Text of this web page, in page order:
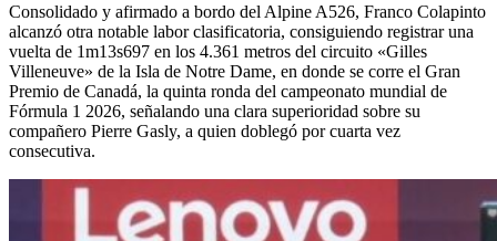
Consolidado y afirmado a bordo del Alpine A526, Franco Colapinto
alcanzó otra notable labor clasificatoria, consiguiendo registrar una
vuelta de 1m13s697 en los 4.361 metros del circuito «Gilles
Villeneuve» de la Isla de Notre Dame, en donde se corre el Gran
Premio de Canadá, la quinta ronda del campeonato mundial de
Fórmula 1 2026, señalando una clara superioridad sobre su
compañero Pierre Gasly, a quien doblegó por cuarta vez
consecutiva.